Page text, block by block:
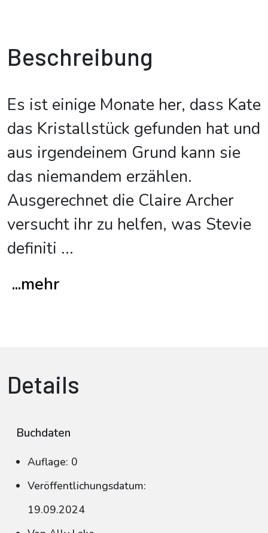
Beschreibung
Es ist einige Monate her, dass Kate
das Kristallstück gefunden hat und
aus irgendeinem Grund kann sie
das niemandem erzählen.
Ausgerechnet die Claire Archer
versucht ihr zu helfen, was Stevie
definiti ...
...mehr
Details
Buchdaten
Auflage: 0
Veröffentlichungsdatum:
19.09.2024